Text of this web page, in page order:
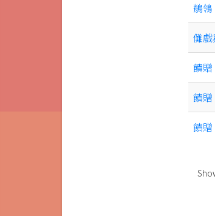
鶺鴒
儺
饋贈
饋贈
饋贈